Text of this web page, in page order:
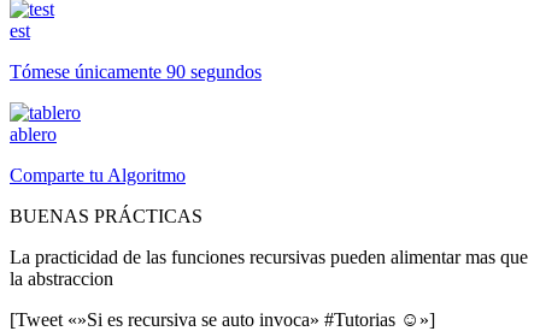
est
Tómese únicamente 90 segundos
ablero
Comparte tu Algoritmo
BUENAS PRÁCTICAS
La practicidad de las funciones recursivas pueden alimentar mas que
la abstraccion
[Tweet «»Si es recursiva se auto invoca» #Tutorias ☺»]